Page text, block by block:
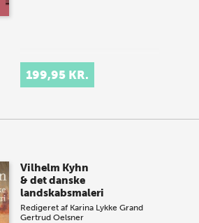
199,95 KR.
Vilhelm Kyhn
& det danske
landskabsmaleri
Redigeret af Karina Lykke Grand
Gertrud Oelsner